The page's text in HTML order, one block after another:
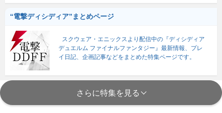
“電撃ディシディア”まとめページ
スクウェア・エニックスより配信中の『ディシディア
デュエルム ファイナルファンタジー』最新情報、プレ
イ日記、企画記事などをまとめた特集ページです。
さらに特集を見る